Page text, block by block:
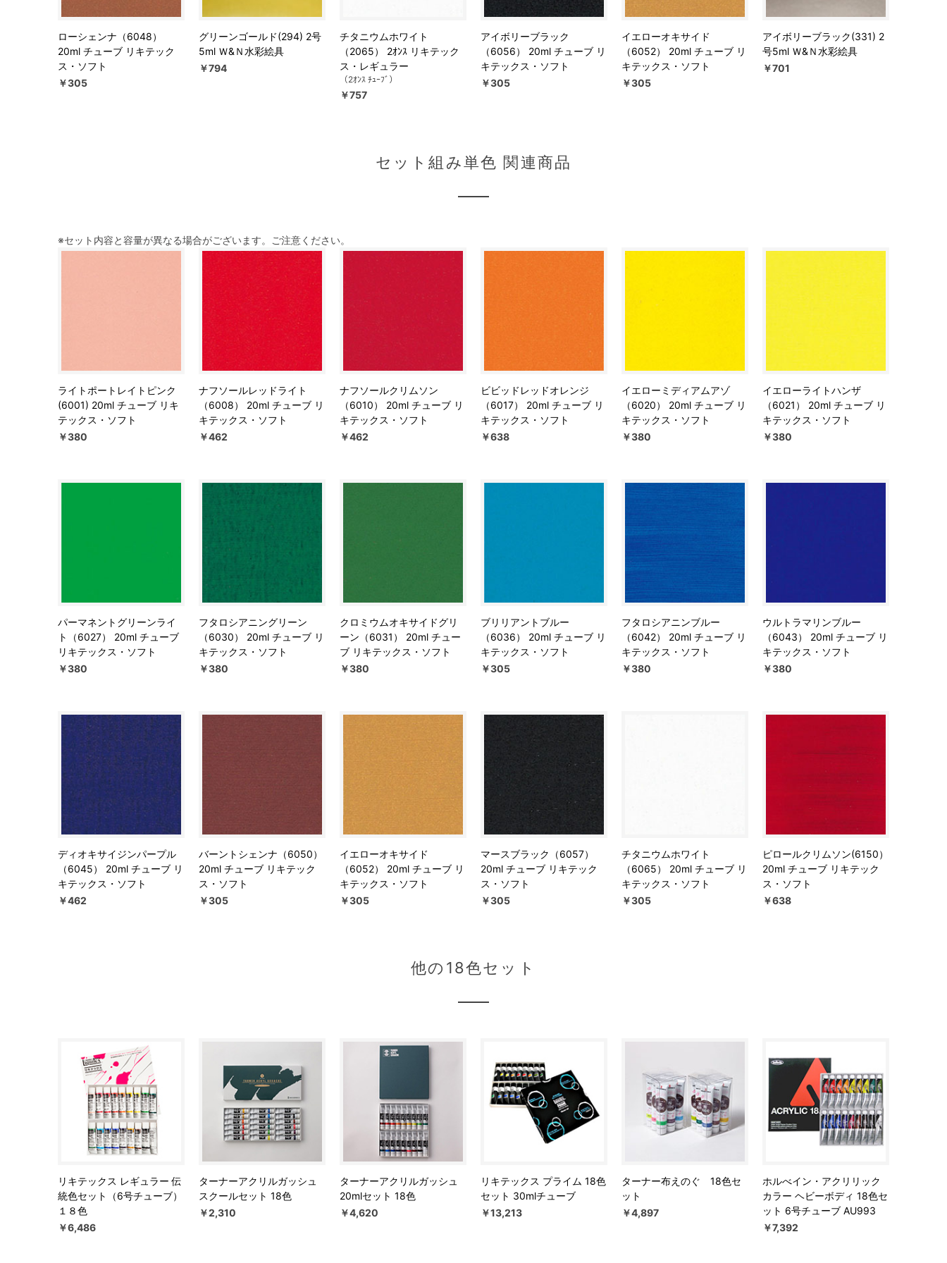
ローシェンナ（6048）
20ml チューブ リキテック
ス・ソフト
￥305
グリーンゴールド(294) 2号
5ml Ｗ&Ｎ水彩絵具
￥794
チタニウムホワイト
（2065） 2ｵﾝｽ リキテック
ス・レギュラー
（2ｵﾝｽ ﾁｭｰﾌﾞ）
￥757
アイボリーブラック
（6056） 20ml チューブ リ
キテックス・ソフト
￥305
イエローオキサイド
（6052） 20ml チューブ リ
キテックス・ソフト
￥305
アイボリーブラック(331) 2
号5ml Ｗ&Ｎ水彩絵具
￥701
セット組み単色 関連商品
※セット内容と容量が異なる場合がございます。ご注意ください。
ライトポートレイトピンク
(6001) 20ml チューブ リキ
テックス・ソフト
￥380
ナフソールレッドライト
（6008） 20ml チューブ リ
キテックス・ソフト
￥462
ナフソールクリムソン
（6010） 20ml チューブ リ
キテックス・ソフト
￥462
ビビッドレッドオレンジ
（6017） 20ml チューブ リ
キテックス・ソフト
￥638
イエローミディアムアゾ
（6020） 20ml チューブ リ
キテックス・ソフト
￥380
イエローライトハンザ
（6021） 20ml チューブ リ
キテックス・ソフト
￥380
パーマネントグリーンライ
ト（6027） 20ml チューブ
リキテックス・ソフト
￥380
フタロシアニングリーン
（6030） 20ml チューブ リ
キテックス・ソフト
￥380
クロミウムオキサイドグリ
ーン（6031） 20ml チュー
ブ リキテックス・ソフト
￥380
ブリリアントブルー
（6036） 20ml チューブ リ
キテックス・ソフト
￥305
フタロシアニンブルー
（6042） 20ml チューブ リ
キテックス・ソフト
￥380
ウルトラマリンブルー
（6043） 20ml チューブ リ
キテックス・ソフト
￥380
ディオキサイジンパープル
（6045） 20ml チューブ リ
キテックス・ソフト
￥462
バーントシェンナ（6050）
20ml チューブ リキテック
ス・ソフト
￥305
イエローオキサイド
（6052） 20ml チューブ リ
キテックス・ソフト
￥305
マースブラック（6057）
20ml チューブ リキテック
ス・ソフト
￥305
チタニウムホワイト
（6065） 20ml チューブ リ
キテックス・ソフト
￥305
ピロールクリムソン(6150）
20ml チューブ リキテック
ス・ソフト
￥638
他の18色セット
リキテックス レギュラー 伝
統色セット（6号チューブ）
１８色
￥6,486
ターナーアクリルガッシュ
スクールセット 18色
￥2,310
ターナーアクリルガッシュ
20mlセット 18色
￥4,620
リキテックス プライム 18色
セット 30mlチューブ
￥13,213
ターナー布えのぐ 18色セ
ット
￥4,897
ホルべイン・アクリリック
カラー ヘビーボディ 18色セ
ット 6号チューブ AU993
￥7,392